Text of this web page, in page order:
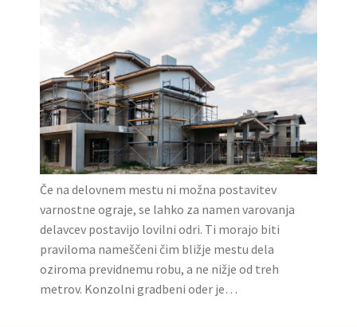
Če na delovnem mestu ni možna postavitev
varnostne ograje, se lahko za namen varovanja
delavcev postavijo lovilni odri. Ti morajo biti
praviloma nameščeni čim bližje mestu dela
oziroma previdnemu robu, a ne nižje od treh
metrov. Konzolni gradbeni oder je…